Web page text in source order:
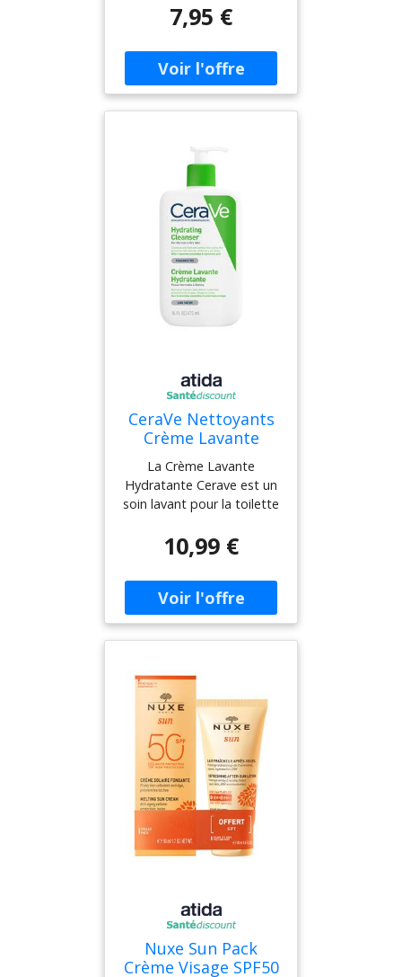
du visage. Ce soin nettoie
et hydrate la peau en
douceur sans altérer la
barrière protectrice. Sa
formule est enrichie en :
céramides et niacimide :
protectrice de la peau
acide hyaluronique : pour
hydrater la peau Grâce à la
technologie MVE, inspirée
du médicament, les actifs
Cerave encapsulés se
diffusent tout au long de
la journée pour garantir
une peau hydratée
pendant 24h. Sa formule
tout à fait aux peaux
sensibles.
7,95 €
CeraVe Nettoyants
Crème Lavante
Hydratante Visage
Corps 473ml
La Crème Lavante
Hydratante Cerave est un
soin lavant pour la toilette
du visage. Ce soin nettoie
et hydrate la peau en
douceur sans altérer la
barrière protectrice. Sa
formule est enrichie en :
céramides et niacimide :
protectrice de la peau
acide hyaluronique : pour
hydrater la peau Grâce à la
technologie MVE, inspirée
du médicament, les actifs
Cerave encapsulés se
diffusent tout au long de
la journée pour garantir
une peau hydratée
pendant 24h. Sa formule
non parfumée n'assèche
tout à fait aux peaux
sensibles.
10,99 €
Nuxe Sun Pack
Crème Visage SPF50